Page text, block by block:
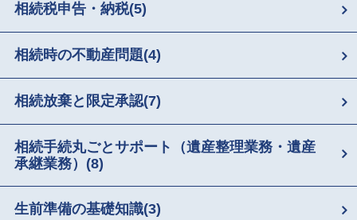
相続税申告・納税(5)
相続時の不動産問題(4)
相続放棄と限定承認(7)
相続手続丸ごとサポート（遺産整理業務・遺産
承継業務） (8)
生前準備の基礎知識(3)